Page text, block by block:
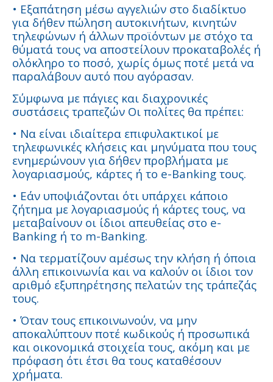
• Εξαπάτηση μέσω αγγελιών στο διαδίκτυο
για δήθεν πώληση αυτοκινήτων, κινητών
τηλεφώνων ή άλλων προϊόντων με στόχο τα
θύματά τους να αποστείλουν προκαταβολές ή
ολόκληρο το ποσό, χωρίς όμως ποτέ μετά να
παραλάβουν αυτό που αγόρασαν.
Σύμφωνα με πάγιες και διαχρονικές
συστάσεις τραπεζών Οι πολίτες θα πρέπει:
• Να είναι ιδιαίτερα επιφυλακτικοί με
τηλεφωνικές κλήσεις και μηνύματα που τους
ενημερώνουν για δήθεν προβλήματα με
λογαριασμούς, κάρτες ή το e-Banking τους.
• Εάν υποψιάζονται ότι υπάρχει κάποιο
ζήτημα με λογαριασμούς ή κάρτες τους, να
μεταβαίνουν οι ίδιοι απευθείας στο e-
Banking ή το m-Banking.
• Να τερματίζουν αμέσως την κλήση ή όποια
άλλη επικοινωνία και να καλούν οι ίδιοι τον
αριθμό εξυπηρέτησης πελατών της τράπεζάς
τους.
• Όταν τους επικοινωνούν, να μην
αποκαλύπτουν ποτέ κωδικούς ή προσωπικά
και οικονομικά στοιχεία τους, ακόμη και με
πρόφαση ότι έτσι θα τους καταθέσουν
χρήματα.